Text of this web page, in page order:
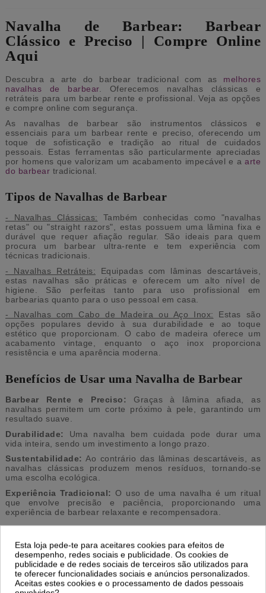
Navalha de Barbear: Barbear
Clássico e Preciso | Compre Online
Aqui
Descubra a arte do barbear tradicional com as melhores
navalhas de barbear. Oferecemos navalhas clássicas e
retráteis para um barbear rente e profissional. Veja as opções
e compre online com segurança.
As navalhas de barbear são instrumentos clássicos e
essenciais para um barbear rente e preciso, oferecendo um
toque de sofisticação e tradição ao ritual de cuidados
pessoais. Estas ferramentas são particularmente apreciadas
por homens que valorizam um acabamento impecável e a arte
do barbear tradicional.
Tipos de Navalhas de Barbear
- Navalhas Clássicas: Também conhecidas como "navalhas
retas" ou "straight razors", estas possuem uma lâmina fixa e
durável que requer afiação regular. São ideais para quem
procura um barbear ultra-rente e tem experiência com
técnicas tradicionais.
- Navalhas Retráteis: Equipadas com lâminas descartáveis,
estas navalhas são práticas e oferecem um alto nível de
higiene. São perfeitas tanto para uso profissional em
barbearias quanto para o uso pessoal em casa.
- Navalhas com Cabo de Madeira ou Aço Inox: Estas são
opções populares devido à sua durabilidade e ao toque
estético que proporcionam. O cabo de madeira oferece um
acabamento vintage, enquanto o aço inox proporciona
resistência e uma aparência moderna.
Benefícios de Usar uma Navalha de Barbear
Barbear Rente e Preciso: Graças à lâmina afiada, as
navalhas permitem um corte próximo à pele, garantindo um
resultado suave.
Durabilidade: Uma navalha bem cuidada pode durar uma
vida inteira, sendo um investimento a longo prazo.
Sustentabilidade: Ao contrário das lâminas descartáveis, as
navalhas clássicas produzem menos resíduos, tornando-se
uma escolha ecológica.
Experiência Tradicional: O uso de uma navalha é um ritual
que envolve precisão e paciência, proporcionando uma
experiência de barbear relaxante e recompensadora.
Para manter a navalha em ótimo estado, é fundamental afiar a
lamina de barbearregularmente com um strop (uma tira de
couro específica) e armazená-la em local seco para evitar
oxidação. Após cada uso, limpe e seque bem a lâmina.
Esta loja pede-te para aceitares cookies para efeitos de
desempenho, redes sociais e publicidade. Os cookies de
publicidade e de redes sociais de terceiros são utilizados para
te oferecer funcionalidades sociais e anúncios personalizados.
Aceitas estes cookies e o processamento de dados pessoais